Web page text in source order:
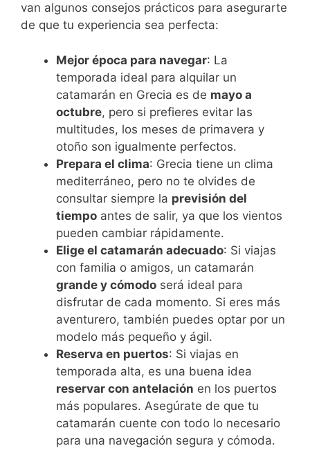
van algunos consejos prácticos para asegurarte
de que tu experiencia sea perfecta:
Mejor época para navegar: La
temporada ideal para alquilar un
catamarán en Grecia es de mayo a
octubre, pero si prefieres evitar las
multitudes, los meses de primavera y
otoño son igualmente perfectos.
Prepara el clima: Grecia tiene un clima
mediterráneo, pero no te olvides de
consultar siempre la previsión del
tiempo antes de salir, ya que los vientos
pueden cambiar rápidamente.
Elige el catamarán adecuado: Si viajas
con familia o amigos, un catamarán
grande y cómodo será ideal para
disfrutar de cada momento. Si eres más
aventurero, también puedes optar por un
modelo más pequeño y ágil.
Reserva en puertos: Si viajas en
temporada alta, es una buena idea
reservar con antelación en los puertos
más populares. Asegúrate de que tu
catamarán cuente con todo lo necesario
para una navegación segura y cómoda.